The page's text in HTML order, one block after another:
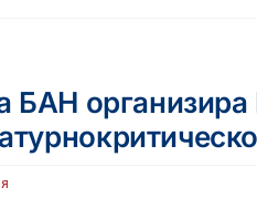
БАН